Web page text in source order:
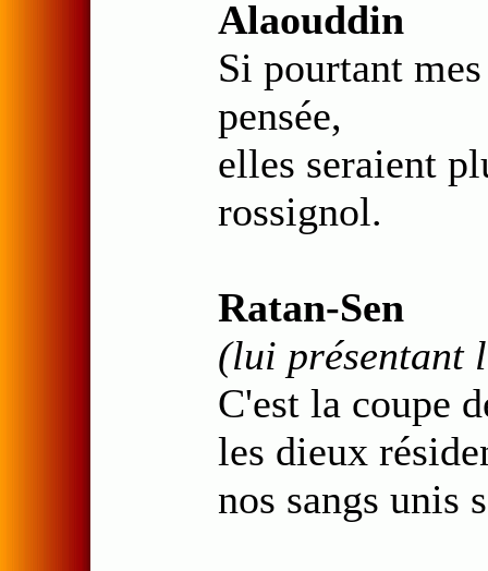
Alaouddin
Si pourtant
pensée,
elles seraient
rossignol.
Ratan-Sen
(lui présentant
C'est la coupe
les dieux
nos sangs unis